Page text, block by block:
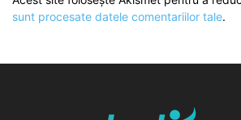
sunt procesate datele comentariilor tale.